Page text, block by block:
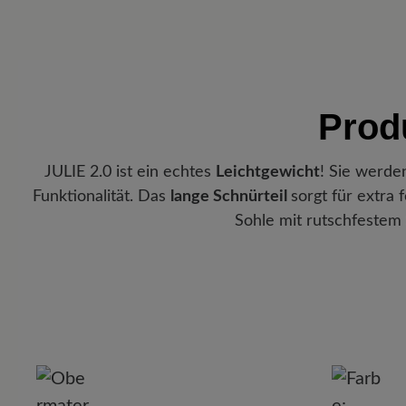
JULIE 2.0 ist ein echtes Leichtgewicht! Sie
Funktionalität. Das lange Schnürteil sorgt für extra
Sohle mit